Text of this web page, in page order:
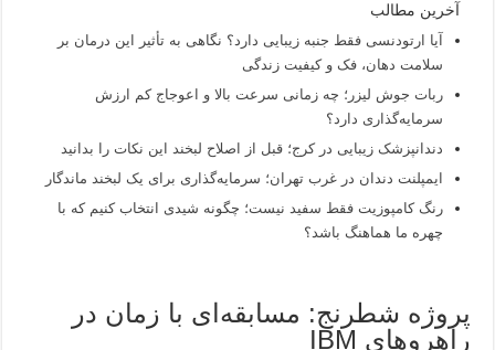
آخرین مطالب
آیا ارتودنسی فقط جنبه زیبایی دارد؟ نگاهی به تأثیر این درمان بر
سلامت دهان، فک و کیفیت زندگی
ربات جوش لیزر؛ چه زمانی سرعت بالا و اعوجاج کم ارزش
سرمایه‌گذاری دارد؟
دندانپزشک زیبایی در کرج؛ قبل از اصلاح لبخند این نکات را بدانید
ایمپلنت دندان در غرب تهران؛ سرمایه‌گذاری برای یک لبخند ماندگار
رنگ کامپوزیت فقط سفید نیست؛ چگونه شیدی انتخاب کنیم که با
چهره ما هماهنگ باشد؟
پروژه شطرنج: مسابقه‌ای با زمان در
راهروهای IBM